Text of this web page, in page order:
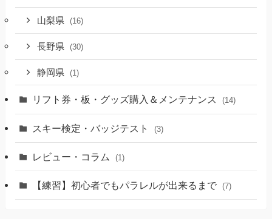
山梨県 (16)
長野県 (30)
静岡県 (1)
リフト券・板・グッズ購入＆メンテナンス (14)
スキー検定・バッジテスト (3)
レビュー・コラム (1)
【練習】初心者でもパラレルが出来るまで (7)